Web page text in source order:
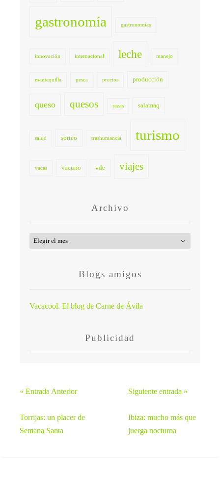
gastronomía gastronomías
innovación internacional leche manejo
mantequilla pesca precios producción
queso quesos razas salamaq
salud sorteo trashumancia turismo
vacas vacuno vde viajes
Archivo
Archivo
Blogs amigos
Vacacool. El blog de Carne de Ávila
Publicidad
« Entrada Anterior
Torrijas: un placer de
Semana Santa
Siguiente entrada »
Ibiza: mucho más que
juerga nocturna